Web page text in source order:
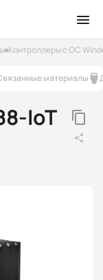
Контроллеры с ОС
материалы
IoT